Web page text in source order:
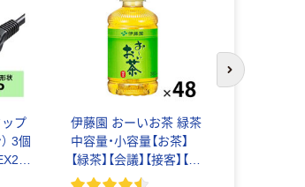
プ
3個
伊藤園 おーいお茶 緑茶
中容量・小容量【お茶】
【緑茶】【会議】【接客】【ペ
ットボトル】
次のスライド